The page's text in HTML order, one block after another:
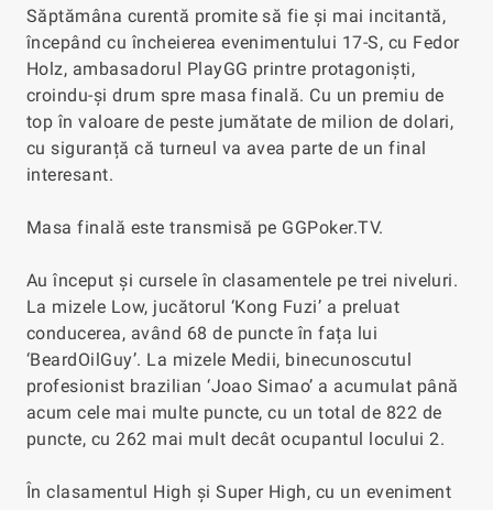
Săptămâna curentă promite să fie și mai incitantă,
începând cu încheierea evenimentului 17-S, cu Fedor
Holz, ambasadorul PlayGG printre protagoniști,
croindu-și drum spre masa finală. Cu un premiu de
top în valoare de peste jumătate de milion de dolari,
cu siguranță că turneul va avea parte de un final
interesant.
Masa finală este transmisă pe GGPoker.TV.
Au început și cursele în clasamentele pe trei niveluri.
La mizele Low, jucătorul ‘Kong Fuzi’ a preluat
conducerea, având 68 de puncte în fața lui
‘BeardOilGuy’. La mizele Medii, binecunoscutul
profesionist brazilian ‘Joao Simao’ a acumulat până
acum cele mai multe puncte, cu un total de 822 de
puncte, cu 262 mai mult decât ocupantul locului 2.
În clasamentul High și Super High, cu un eveniment